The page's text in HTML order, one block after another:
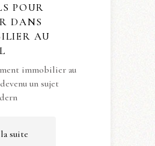
POUR
DANS
AU
immobilier au
un sujet
suite